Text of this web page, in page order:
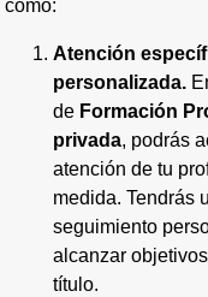
como:
Atención
personalizada.
de Formación
privada, podrás
atención de tu
medida. Tendrás
seguimiento
alcanzar
título.